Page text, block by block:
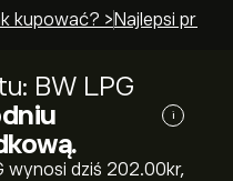
kupować? > Najlepsi
BW LPG
i
wynosi dziś 202.00‎kr‎,